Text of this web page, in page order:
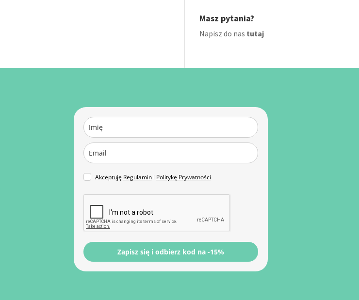
Masz pytania?
Napisz do nas tutaj
Akceptuję Regulamini Politykę Prywatności
Zapisz się i odbierz kod na -15%